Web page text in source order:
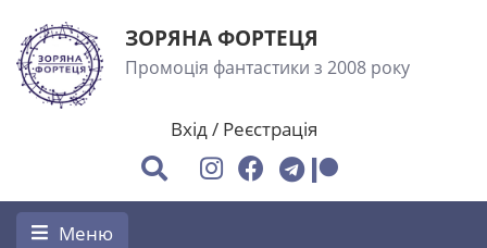
ЗОРЯНА ФОРТЕЦЯ
Промоція фантастики з 2008 року
Вхід/ Реєстрація
Меню